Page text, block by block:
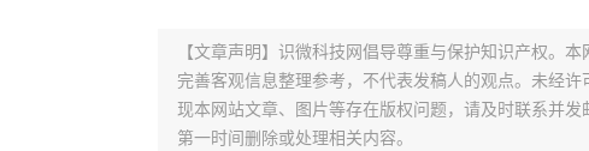
【文章声明】识微科技网倡导尊重与保护知识产权。
完善客观信息整理参考，不代表发稿人的观点。未经
现本网站文章、图片等存在版权问题，请及时联系并发
第一时间删除或处理相关内容。